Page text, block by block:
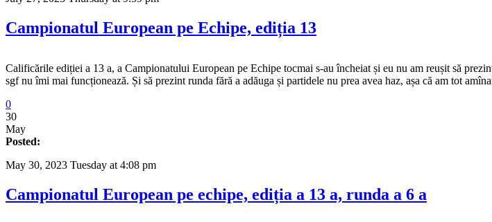
Campionatul European pe Echipe, ediția 13
Calificările ediției a 13 a, a Campionatului European pe Echipe tocmai s-au încheiat și eu nu am reușit să
sgf nu îmi mai funcționează. Și să prezint runda fără a adăuga și partidele nu prea avea haz, așa că am tot
0
30
May
Posted:
May 30, 2023 Tuesday at 4:08 pm
Campionatul European pe echipe, ediția a 13 a, runda a 6 a